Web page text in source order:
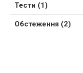
Тести (1)
Обстеження (2)